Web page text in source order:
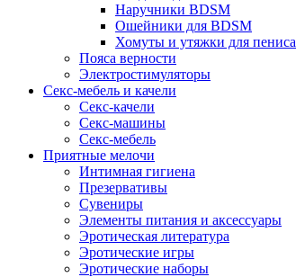
Наручники BDSM
Ошейники для BDSM
Хомуты и утяжки для пениса
Пояса верности
Электростимуляторы
Секс-мебель и качели
Секс-качели
Секс-машины
Секс-мебель
Приятные мелочи
Интимная гигиена
Презервативы
Сувениры
Элементы питания и аксессуары
Эротическая литература
Эротические игры
Эротические наборы